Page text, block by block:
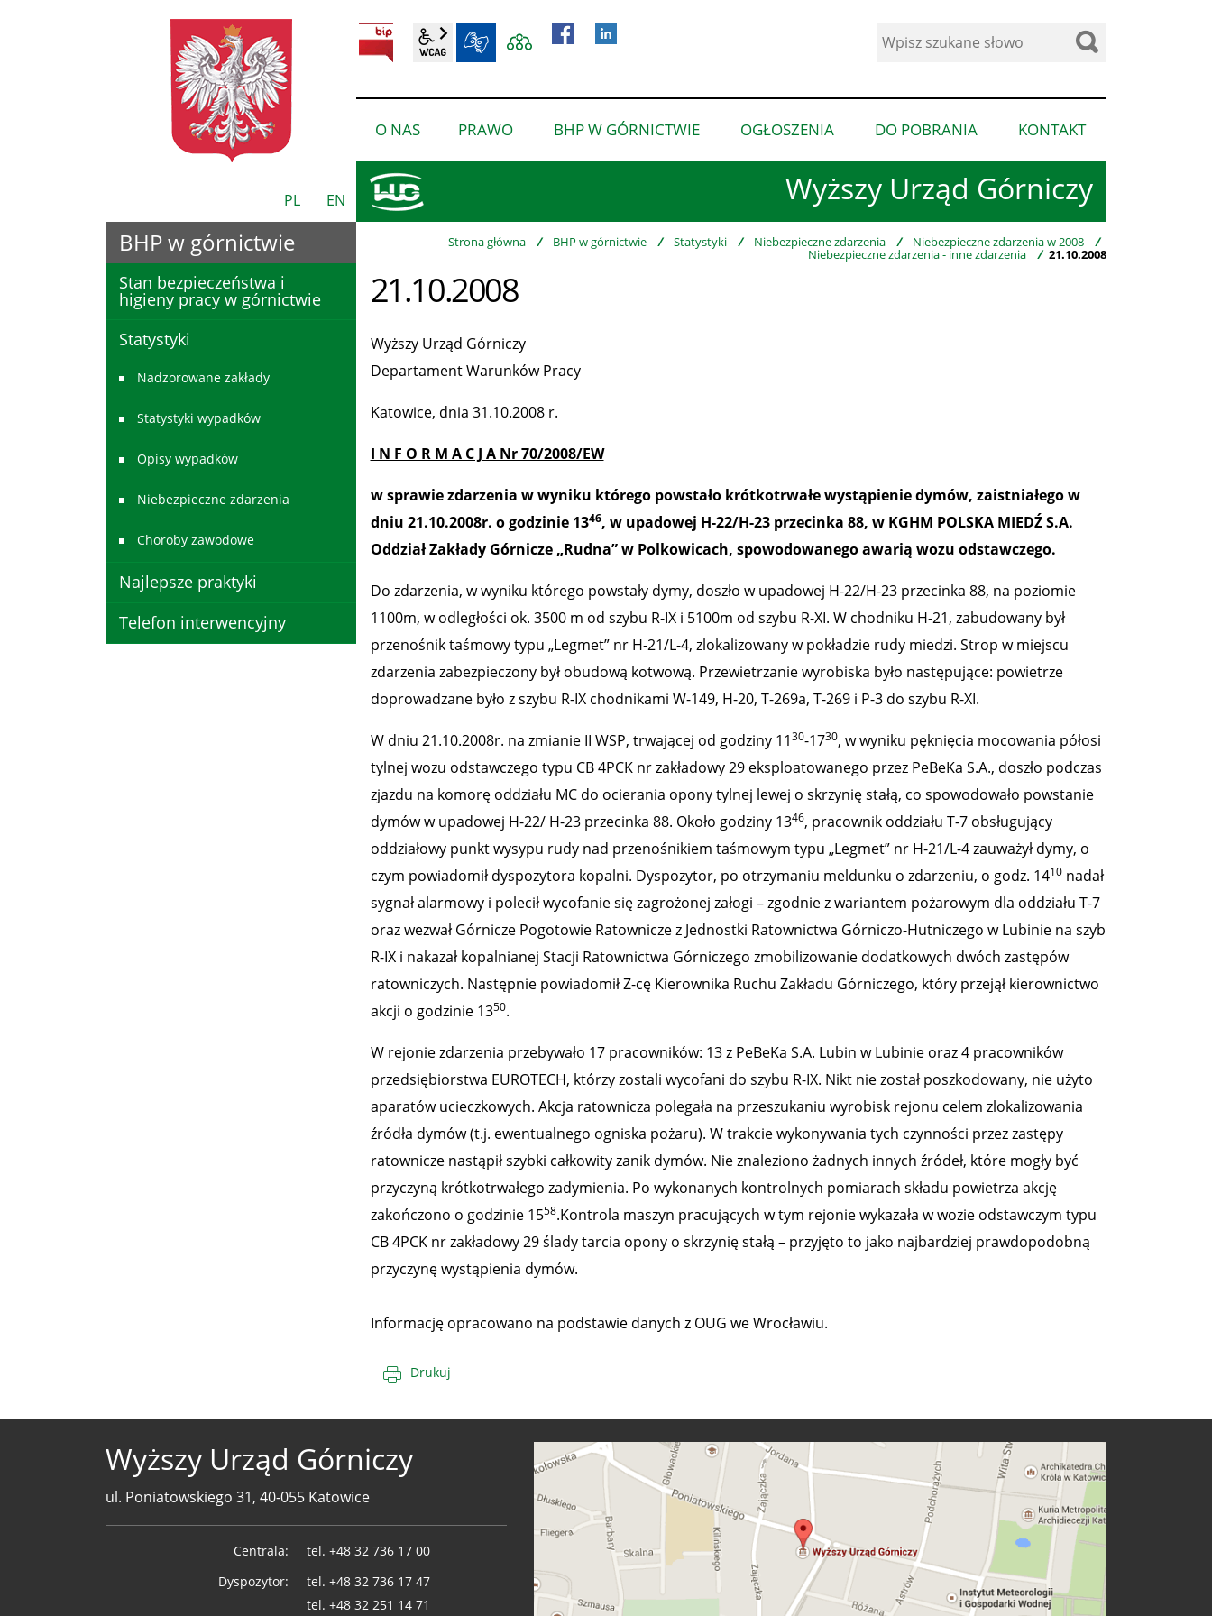
PL EN Wyższy Urząd Górniczy
BIP wcag2.1
Wyszukaj
O NAS
pokaż
podmenu
nas”
PRAWO
pokaż
podmenu
BHP W GÓRNICTWIE
pokaż
podmenu
w
OGŁOSZENIA
pokaż
podmenu
dla
“Ogłoszenia”
DO POBRANIA
pokaż
podmenu
dla
pobrania”
KONTAKT
podmenu
Strona główna / BHP w górnictwie / Statystyki / Niebezpieczne zdarzenia / Niebezpieczne zdarzenia w 2008 /
Niebezpieczne zdarzenia - inne zdarzenia / 21.10.2008
21.10.2008
Wyższy Urząd Górniczy
Departament Warunków Pracy
Katowice, dnia 31.10.2008 r.
I N F O R M A C J A Nr 70/2008/EW
w sprawie zdarzenia w wyniku którego powstało krótkotrwałe wystąpienie dymów, zaistniałego w
dniu 21.10.2008r. o godzinie 1346, w upadowej H-22/H-23 przecinka 88, w KGHM POLSKA MIEDŹ S.A.
Oddział Zakłady Górnicze „Rudna” w Polkowicach, spowodowanego awarią wozu odstawczego.
Do zdarzenia, w wyniku którego powstały dymy, doszło w upadowej H-22/H-23 przecinka 88, na poziomie
1100m, w odległości ok. 3500 m od szybu R-IX i 5100m od szybu R-XI. W chodniku H-21, zabudowany był
przenośnik taśmowy typu „Legmet” nr H-21/L-4, zlokalizowany w pokładzie rudy miedzi. Strop w miejscu
zdarzenia zabezpieczony był obudową kotwową. Przewietrzanie wyrobiska było następujące: powietrze
doprowadzane było z szybu R-IX chodnikami W-149, H-20, T-269a, T-269 i P-3 do szybu R-XI.
W dniu 21.10.2008r. na zmianie II WSP, trwającej od godziny 1130-1730, w wyniku pęknięcia mocowania półosi
tylnej wozu odstawczego typu CB 4PCK nr zakładowy 29 eksploatowanego przez PeBeKa S.A., doszło podczas
zjazdu na komorę oddziału MC do ocierania opony tylnej lewej o skrzynię stałą, co spowodowało powstanie
dymów w upadowej H-22/ H-23 przecinka 88. Około godziny 1346, pracownik oddziału T-7 obsługujący
oddziałowy punkt wysypu rudy nad przenośnikiem taśmowym typu „Legmet” nr H-21/L-4 zauważył dymy, o
czym powiadomił dyspozytora kopalni. Dyspozytor, po otrzymaniu meldunku o zdarzeniu, o godz. 1410nadał
sygnał alarmowy i polecił wycofanie się zagrożonej załogi – zgodnie z wariantem pożarowym dla oddziału T-7
oraz wezwał Górnicze Pogotowie Ratownicze z Jednostki Ratownictwa Górniczo-Hutniczego w Lubinie na szyb
R-IX i nakazał kopalnianej Stacji Ratownictwa Górniczego zmobilizowanie dodatkowych dwóch zastępów
ratowniczych. Następnie powiadomił Z-cę Kierownika Ruchu Zakładu Górniczego, który przejął kierownictwo
akcji o godzinie 1350.
W rejonie zdarzenia przebywało 17 pracowników: 13 z PeBeKa S.A. Lubin w Lubinie oraz 4 pracowników
przedsiębiorstwa EUROTECH, którzy zostali wycofani do szybu R-IX. Nikt nie został poszkodowany, nie użyto
aparatów ucieczkowych. Akcja ratownicza polegała na przeszukaniu wyrobisk rejonu celem zlokalizowania
źródła dymów (t.j. ewentualnego ogniska pożaru). W trakcie wykonywania tych czynności przez zastępy
ratownicze nastąpił szybki całkowity zanik dymów. Nie znaleziono żadnych innych źródeł, które mogły być
przyczyną krótkotrwałego zadymienia. Po wykonanych kontrolnych pomiarach składu powietrza akcję
zakończono o godzinie 1558.Kontrola maszyn pracujących w tym rejonie wykazała w wozie odstawczym typu
CB 4PCK nr zakładowy 29 ślady tarcia opony o skrzynię stałą – przyjęto to jako najbardziej prawdopodobną
przyczynę wystąpienia dymów.
Informację opracowano na podstawie danych z OUG we Wrocławiu.
Drukuj
BHP w górnictwie
Stan bezpieczeństwa i
higieny pracy w górnictwie
Statystyki
Nadzorowane zakłady
Statystyki wypadków
Opisy wypadków
Niebezpieczne zdarzenia
Choroby zawodowe
Najlepsze praktyki
Telefon interwencyjny
Wyższy Urząd Górniczy
ul. Poniatowskiego 31, 40-055 Katowice
Centrala: tel. +48 32 736 17 00
Dyspozytor:
tel. +48 32 736 17 47
tel. +48 32 251 14 71